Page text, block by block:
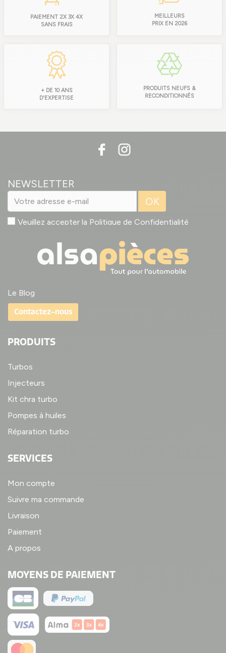
PAIEMENT 2X 3X 4X
SANS FRAIS
MEILLEURS
PRIX EN 2026
+ DE 10 ANS
D'EXPERTISE
PRODUITS NEUFS &
RECONDITIONNÉS
NEWSLETTER
OK
Veuillez accepter la Politique de Confidentialité
Le Blog
Contactez-nous
PRODUITS
Turbos
Injecteurs
Kit chra turbo
Pompes à huiles
Réparation turbo
SERVICES
Mon compte
Suivre ma commande
Livraison
Paiement
A propos
MOYENS DE PAIEMENT